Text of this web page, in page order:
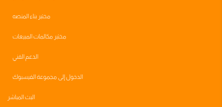
مختبر بناء المنصه
مختبر مكالمات المبيعات
الدعم الفني
الدخول إلى مجموعة الفيسبوك
البث المباشر